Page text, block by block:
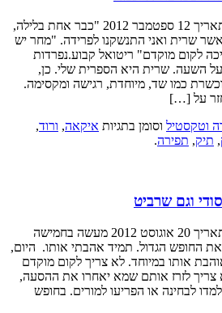
פורסם לראשונה ב"תפוז" בתאריך 12 ספטמבר 2012 "כבר אחת בלילה,
שרית ואני התנשקנו לפרידה. "מחר יש
לקום מוקדם" ריטואל קבוע.נפרדות
השעה. שרית היא הספרית שלי. כן,
כמו שד, מיוחדת, רגישה ומקסימה.
על […]
וטקסטילוסומן בתגיותאיקאה,ורוד,
תיק,תפירה.
וגם שרביט
פורסם לראשונה ב"תפוז" בתאריך 20 אוגוסט 2012 מעשה בחמישה
החופש הגדול. תמיד אהבתי אותו. היום,
אותו במיוחד. לא צריך לקום מוקדם
לזרז אותם שמא יאחרו את ההסעה,
לבחינה או הפריעו למורים. בחופש